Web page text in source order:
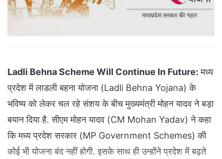
Ladli Behna Scheme Will Continue In Future: मध्य
प्रदेश में लाडली बहना योजना (Ladli Behna Yojana) के
भविष्य को लेकर चल रहे संशय के बीच मुख्यमंत्री मोहन यादव ने बड़ा
बयान दिया है. सीएम मोहन यादव (CM Mohan Yadav) ने कहा
कि मध्य प्रदेश सरकार (MP Government Schemes) की
कोई भी योजना बंद नहीं होगी. इसके साथ ही उन्होंने प्रदेश में बढ़ते